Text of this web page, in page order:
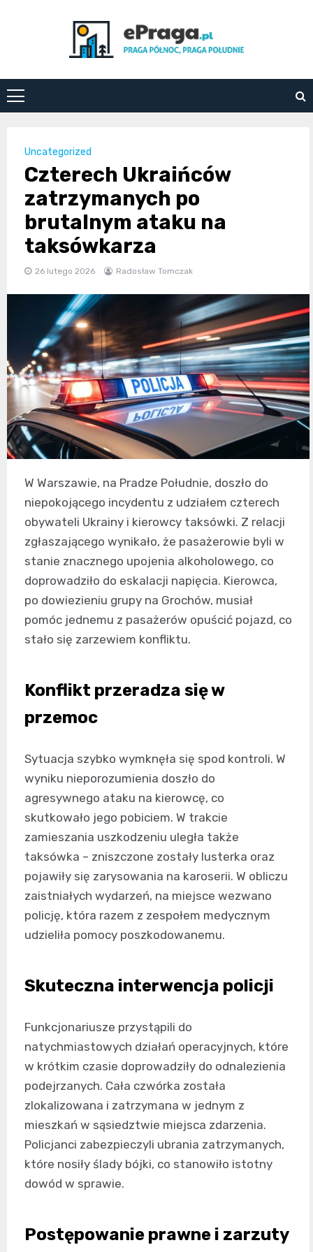
ePraga.pl
Uncategorized
Czterech Ukraińców
zatrzymanych po
brutalnym ataku na
taksówkarza
26 lutego 2026 Radosław Tomczak
W Warszawie, na Pradze Południe, doszło do
niepokojącego incydentu z udziałem czterech
obywateli Ukrainy i kierowcy taksówki. Z relacji
zgłaszającego wynikało, że pasażerowie byli w
stanie znacznego upojenia alkoholowego, co
doprowadziło do eskalacji napięcia. Kierowca,
po dowiezieniu grupy na Grochów, musiał
pomóc jednemu z pasażerów opuścić pojazd, co
stało się zarzewiem konfliktu.
Konflikt przeradza się w
przemoc
Sytuacja szybko wymknęła się spod kontroli. W
wyniku nieporozumienia doszło do
agresywnego ataku na kierowcę, co
skutkowało jego pobiciem. W trakcie
zamieszania uszkodzeniu uległa także
taksówka – zniszczone zostały lusterka oraz
pojawiły się zarysowania na karoserii. W obliczu
zaistniałych wydarzeń, na miejsce wezwano
policję, która razem z zespołem medycznym
udzieliła pomocy poszkodowanemu.
Skuteczna interwencja policji
Funkcjonariusze przystąpili do
natychmiastowych działań operacyjnych, które
w krótkim czasie doprowadziły do odnalezienia
podejrzanych. Cała czwórka została
zlokalizowana i zatrzymana w jednym z
mieszkań w sąsiedztwie miejsca zdarzenia.
Policjanci zabezpieczyli ubrania zatrzymanych,
które nosiły ślady bójki, co stanowiło istotny
dowód w sprawie.
Postępowanie prawne i zarzuty